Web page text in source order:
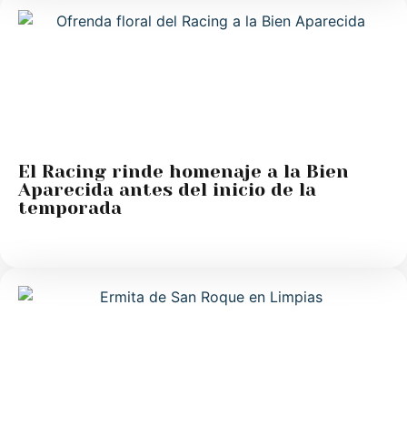
El Racing rinde homenaje a la Bien
Aparecida antes del inicio de la
temporada